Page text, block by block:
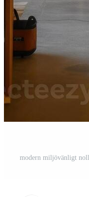
modern miljövänligt